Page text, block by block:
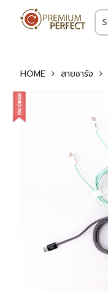
HOME สายชาร์จ